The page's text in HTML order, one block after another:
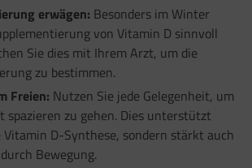
erwägen: Besonders im Winter
von Vitamin D sinnvoll
Sie dies mit Ihrem Arzt, um die
zu bestimmen.
Freien: Nutzen Sie jede Gelegenheit, um
spazieren zu gehen. Dies unterstützt
D-Synthese, sondern stärkt auch
Bewegung.